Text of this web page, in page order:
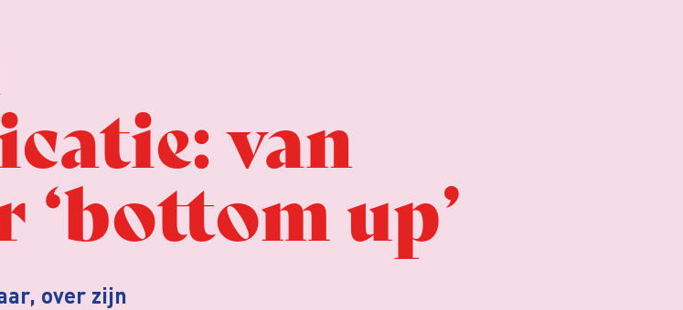
van
‘bottom up’
over zijn